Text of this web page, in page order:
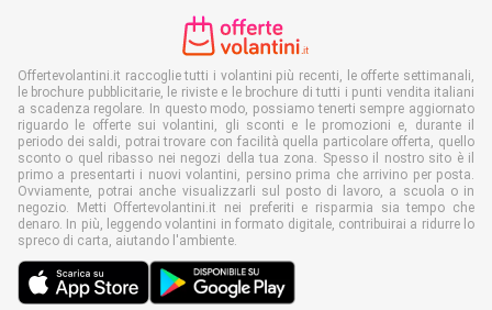
Offertevolantini.it raccoglie tutti i volantini più recenti, le offerte settimanali,
le brochure pubblicitarie, le riviste e le brochure di tutti i punti vendita italiani
a scadenza regolare. In questo modo, possiamo tenerti sempre aggiornato
riguardo le offerte sui volantini, gli sconti e le promozioni e, durante il
periodo dei saldi, potrai trovare con facilità quella particolare offerta, quello
sconto o quel ribasso nei negozi della tua zona. Spesso il nostro sito è il
primo a presentarti i nuovi volantini, persino prima che arrivino per posta.
Ovviamente, potrai anche visualizzarli sul posto di lavoro, a scuola o in
negozio. Metti Offertevolantini.it nei preferiti e risparmia sia tempo che
denaro. In più, leggendo volantini in formato digitale, contribuirai a ridurre lo
spreco di carta, aiutando l'ambiente.